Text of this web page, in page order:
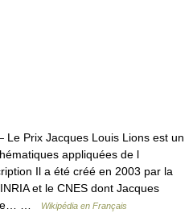
Le Prix Jacques Louis Lions est un
appliquées de l
Il a été créé en 2003 par la
et le CNES dont Jacques
de… …
Wikipédia en Français